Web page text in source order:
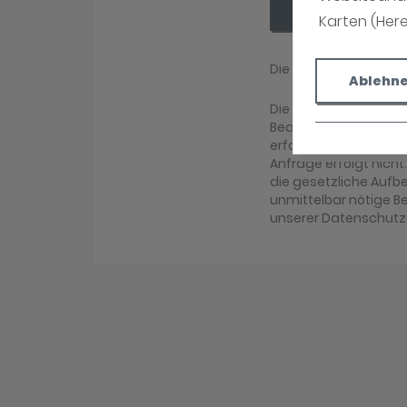
Karten
Absenden
Die mit (*)
Die Daten, die Sie
Bearbeitung Ihrer
erfolgen. Eine
Anfrage erfolgt
die gesetzliche
unmittelbar nötige
unserer